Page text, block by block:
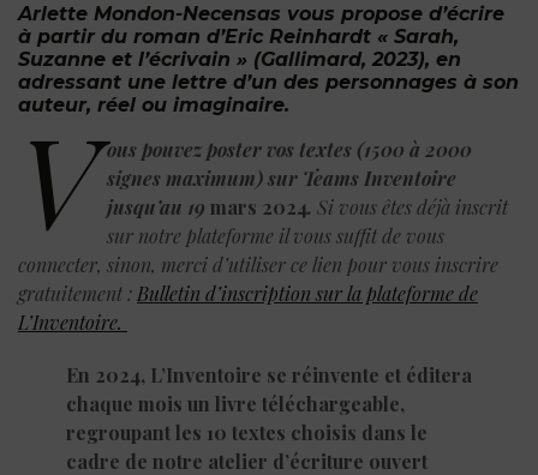
Arlette Mondon-Necensas vous propose d’écrire
à partir du roman d’Eric Reinhardt « Sarah,
Suzanne et l’écrivain » (Gallimard, 2023), en
adressant une lettre d’un des personnages à son
auteur, réel ou imaginaire.
V ous pouvez poster vos textes (1500 à 2000
signes maximum) sur Teams Inventoire
jusqu’au 19 mars 2024. Si vous êtes déjà inscrit
sur notre plateforme il vous suffit de vous
connecter, sinon, merci d’utiliser ce lien pour vous inscrire
gratuitement : Bulletin d’inscription sur la plateforme de
L’Inventoire.
En 2024, L’Inventoire se réinvente et éditera
chaque mois un livre téléchargeable,
regroupant les 10 textes choisis dans le
cadre de notre atelier d’écriture ouvert